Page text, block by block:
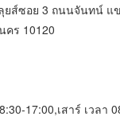
ยส์ซอย 3 ถนนจันทน์ แ
คร 10120
17:00,เสาร์ เวลา